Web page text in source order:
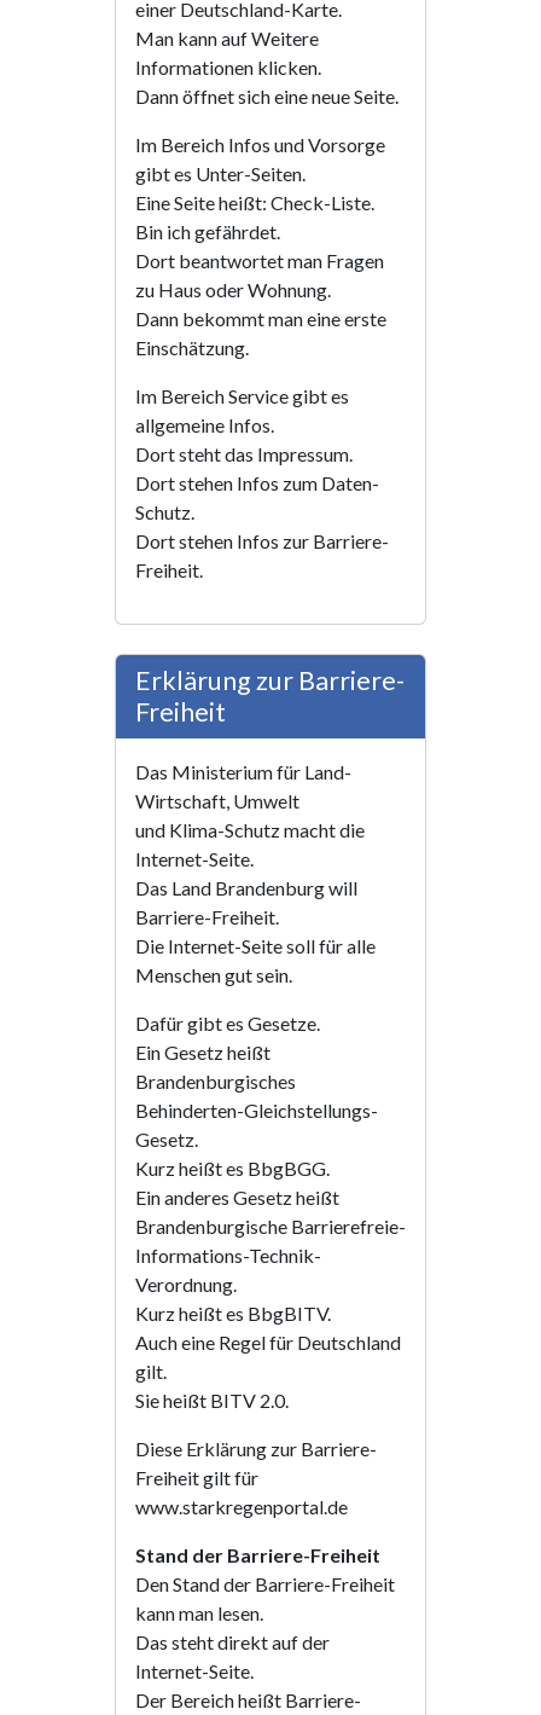
einer Deutschland-Karte.
Man kann auf Weitere
Informationen klicken.
Dann öffnet sich eine neue Seite.
Im Bereich Infos und Vorsorge
gibt es Unter-Seiten.
Eine Seite heißt: Check-Liste.
Bin ich gefährdet.
Dort beantwortet man Fragen
zu Haus oder Wohnung.
Dann bekommt man eine erste
Einschätzung.
Im Bereich Service gibt es
allgemeine Infos.
Dort steht das Impressum.
Dort stehen Infos zum Daten-
Schutz.
Dort stehen Infos zur Barriere-
Freiheit.
Erklärung zur Barriere-
Freiheit
Das Ministerium für Land-
Wirtschaft, Umwelt
und Klima-Schutz macht die
Internet-Seite.
Das Land Brandenburg will
Barriere-Freiheit.
Die Internet-Seite soll für alle
Menschen gut sein.
Dafür gibt es Gesetze.
Ein Gesetz heißt
Brandenburgisches
Behinderten-Gleichstellungs-
Gesetz.
Kurz heißt es BbgBGG.
Ein anderes Gesetz heißt
Brandenburgische Barrierefreie-
Informations-Technik-
Verordnung.
Kurz heißt es BbgBITV.
Auch eine Regel für Deutschland
gilt.
Sie heißt BITV 2.0.
Diese Erklärung zur Barriere-
Freiheit gilt für
www.starkregenportal.de
Stand der Barriere-Freiheit
Den Stand der Barriere-Freiheit
kann man lesen.
Das steht direkt auf der
Internet-Seite.
Der Bereich heißt Barriere-